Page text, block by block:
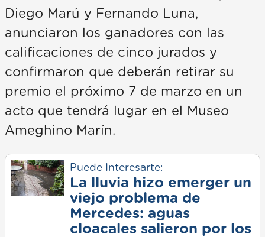
Diego Marú y Fernando Luna,
anunciaron los ganadores con las
calificaciones de cinco jurados y
confirmaron que deberán retirar su
premio el próximo 7 de marzo en un
acto que tendrá lugar en el Museo
Ameghino Marín.
Puede Interesarte:
La lluvia hizo emerger un
viejo problema de
Mercedes: aguas
cloacales salieron por los